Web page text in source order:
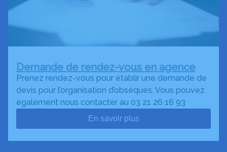
Demande de rendez-vous en agence
Prenez rendez-vous pour établir une demande de
devis pour l’organisation d’obsèques. Vous pouvez
également nous contacter au 03 21 26 16 93
En savoir plus